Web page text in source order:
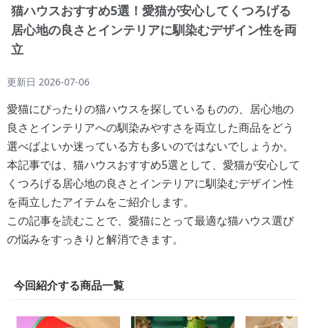
猫ハウスおすすめ5選！愛猫が安心してくつろげる
居心地の良さとインテリアに馴染むデザイン性を両
立
更新日 2026-07-06
愛猫にぴったりの猫ハウスを探しているものの、居心地の
良さとインテリアへの馴染みやすさを両立した商品をどう
選べばよいか迷っている方も多いのではないでしょうか。
本記事では、猫ハウスおすすめ5選として、愛猫が安心して
くつろげる居心地の良さとインテリアに馴染むデザイン性
を両立したアイテムをご紹介します。
この記事を読むことで、愛猫にとって最適な猫ハウス選び
の悩みをすっきりと解消できます。
今回紹介する商品一覧